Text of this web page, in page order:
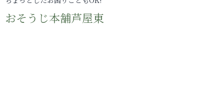
おそうじ本舗芦屋東